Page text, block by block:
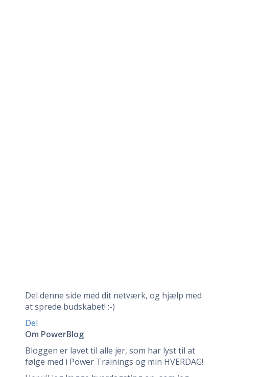
Del denne side med dit netværk, og hjælp med
at sprede budskabet! :-)
Del
Om PowerBlog
Bloggen er lavet til alle jer, som har lyst til at
følge med i Power Trainings og min HVERDAG!